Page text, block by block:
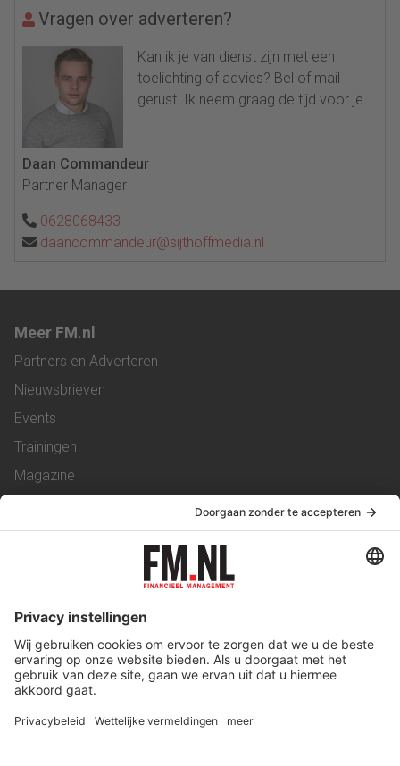
Vragen over adverteren?
Kan ik je van dienst zijn met een
toelichting of advies? Bel of mail
gerust. Ik neem graag de tijd voor je.
Daan Commandeur
Partner Manager
0628068433
daancommandeur@sijthoffmedia.nl
Meer FM.nl
Partners en Adverteren
Nieuwsbrieven
Events
Trainingen
Magazine
Service & Contact
Werken bij ons
Privacy Statement
Algemene Voorwaarden